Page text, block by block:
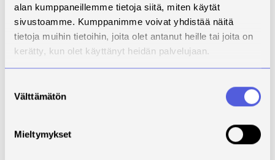
alan kumppaneillemme tietoja siitä, miten käytät
sivustoamme. Kumppanimme voivat yhdistää näitä
tietoja muihin tietoihin, joita olet antanut heille tai joita on
kerätty, kun olet käyttänyt heidän palvelujaan.
valinta
Välttämätön
Mieltymykset
Yhteyshenkilö
Ari
Jääskeläinen
Kuvaus
Kehittämistarve
Toimenpiteet
Kumppanit